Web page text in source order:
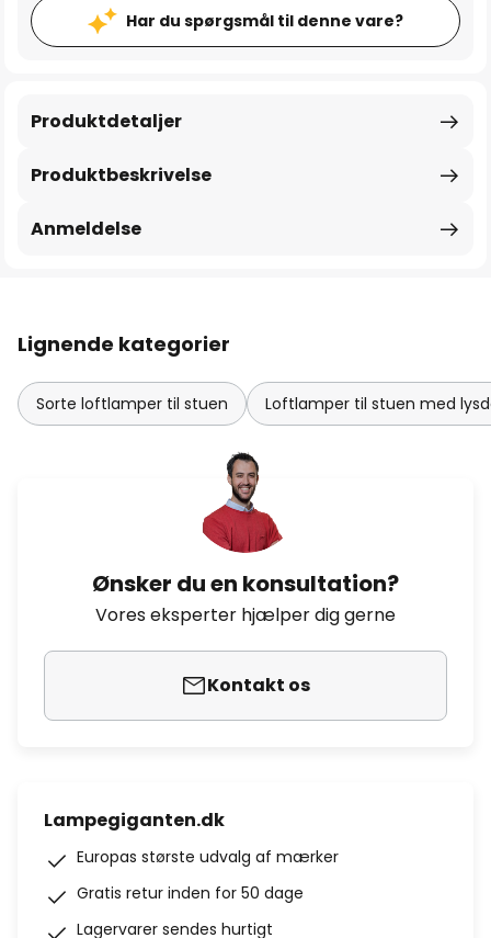
Har du spørgsmål til denne vare?
Produktbeskrivelse
Produktdetaljer
Anmeldelse
Lignende kategorier
Sorte loftlamper til stuen Loftlamper til stuen med
Ønsker du en konsultation?
Vores eksperter hjælper dig gerne
Kontakt os
Lampegiganten.dk
Europas største udvalg af mærker
Gratis retur inden for 50 dage
Lagervarer sendes hurtigt